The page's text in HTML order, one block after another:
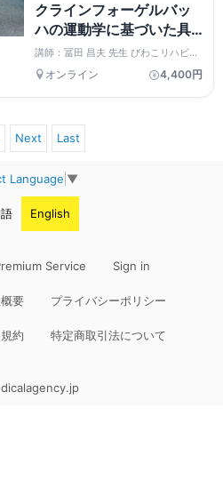
クラインフォーゲルバッ
ハの運動学に基づいた具
体的な動作の誘導法｜生
態心理学的知見と情動
講師：冨田 昌夫 先生 びわこリハビリ
テーション専門職大学 理学療法学
科 教授 ＝＝＝＝＝＝＝＝＝＝＝＝
オンライン 4,400円
Next Last
Language ▼
English
Service Sign in
要 プライバシーポリシー
約 特定商取引法について